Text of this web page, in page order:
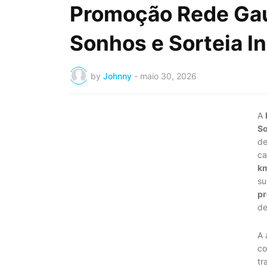
Promoção Rede
Sonhos e Sorteia
by Johnny - maio 30, 2026
A
A